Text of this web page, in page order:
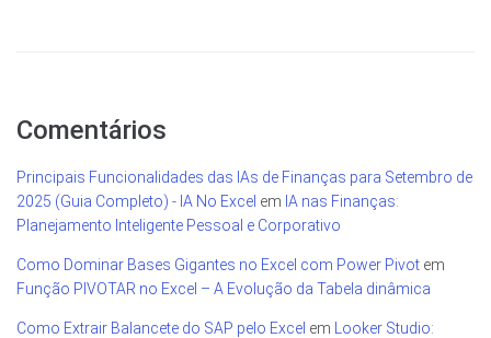
Comentários
Principais Funcionalidades das IAs de Finanças para Setembro de
2025 (Guia Completo) - IA No Excel em IA nas Finanças:
Planejamento Inteligente Pessoal e Corporativo
Como Dominar Bases Gigantes no Excel com Power Pivot em
Função PIVOTAR no Excel – A Evolução da Tabela dinâmica
Como Extrair Balancete do SAP pelo Excel em
Looker Studio: